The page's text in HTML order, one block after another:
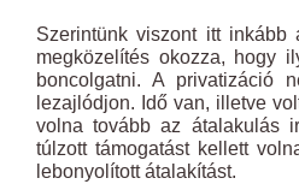
Szerintünk viszont itt inkább
megközelítés okozza, hogy
boncolgatni. A privatizáció
lezajlódjon. Idő van, illetve
volna tovább az átalakulás
túlzott támogatást kellett
lebonyolított átalakítást.